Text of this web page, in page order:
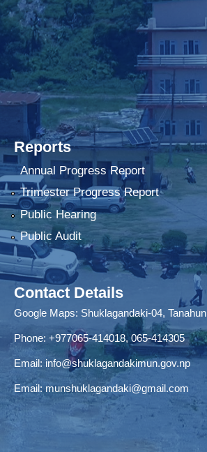
Reports
Annual Progress Report
Trimester Progress Report
Public Hearing
Public Audit
Contact Details
Google Maps: Shuklagandaki-04, Tanahun
Phone: +977065-414018,065-414305
Email: info@shuklagandakimun.gov.np
Email:munshuklagandaki@gmail.com